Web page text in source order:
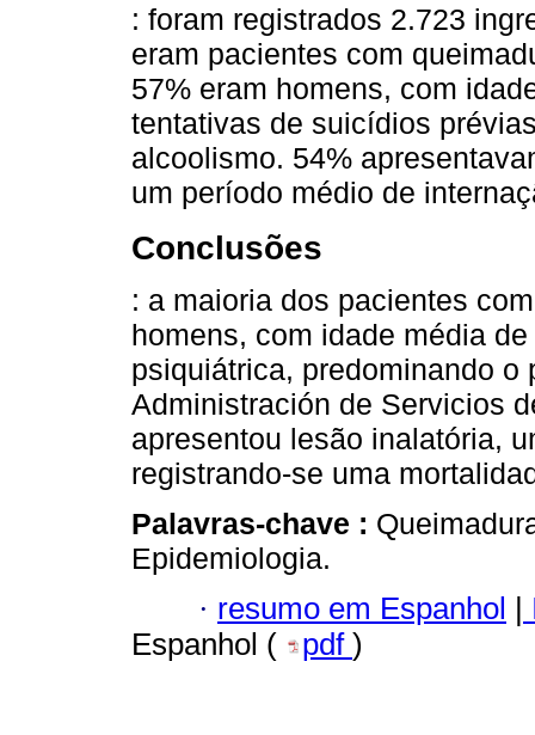
: foram registrados 2.723
eram pacientes com
57% eram homens, com
tentativas de suicídios
alcoolismo. 54%
um período médio de
Conclusões
: a maioria dos pacientes
homens, com idade média
psiquiátrica, predominando o
Administración de Servicios
apresentou lesão inalatória,
registrando-se uma
Palavras-chave :
Epidemiologia.
· resumo em Espanhol
Espanhol (
pdf )